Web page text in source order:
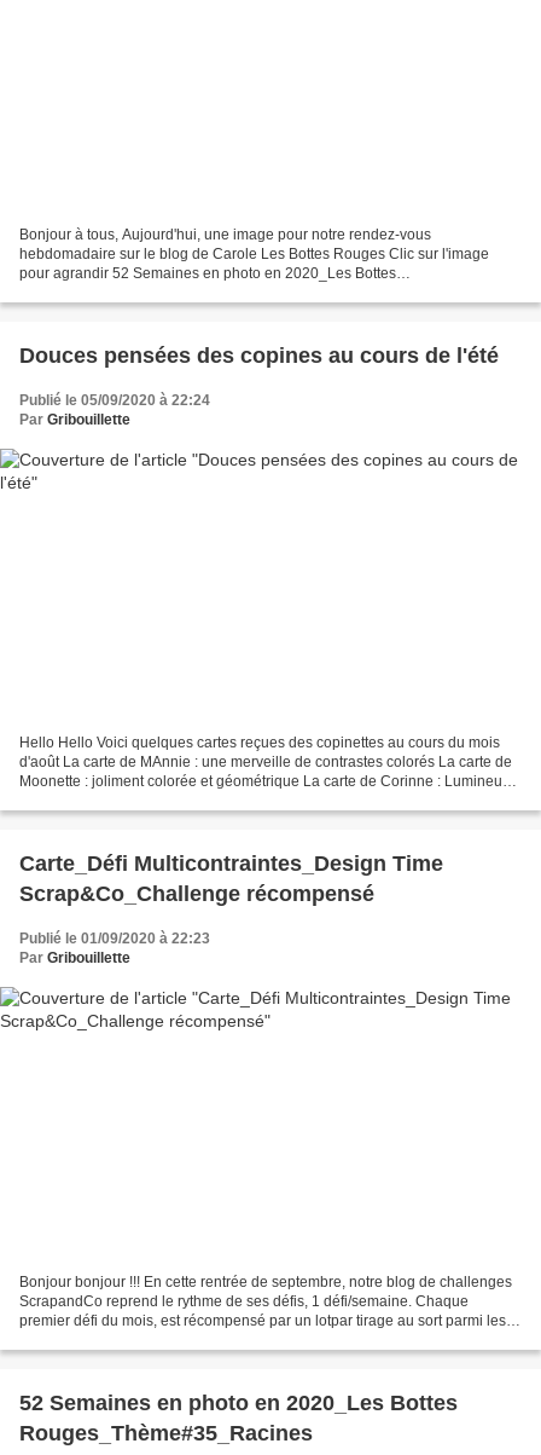
Bonjour à tous, Aujourd'hui, une image pour notre rendez-vous
hebdomadaire sur le blog de Carole Les Bottes Rouges Clic sur l'image
pour agrandir 52 Semaines en photo en 2020_Les Bottes
Douces pensées des copines au cours de l'été
Publié le 05/09/2020 à 22:24
Par Gribouillette
Hello Hello Voici quelques cartes reçues des copinettes au cours du mois
d'août La carte de MAnnie : une merveille de contrastes colorés La carte de
Moonette : joliment colorée et géométrique La carte de Corinne : Lumineuse
Carte_Défi Multicontraintes_Design Time
Scrap&Co_Challenge récompensé
Publié le 01/09/2020 à 22:23
Par Gribouillette
Bonjour bonjour !!! En cette rentrée de septembre, notre blog de challenges
ScrapandCo reprend le rythme de ses défis, 1 défi/semaine. Chaque
premier défi du mois, est récompensé par un lotpar tirage au sort parmi les
52 Semaines en photo en 2020_Les Bottes
Rouges_Thème#35_Racines